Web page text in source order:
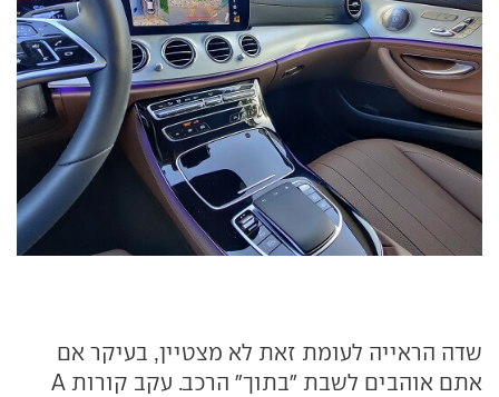
שדה הראייה לעומת זאת לא מצטיין, בעיקר אם
אתם אוהבים לשבת "בתוך" הרכב. עקב קורות A